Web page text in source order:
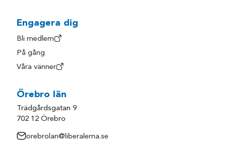
Engagera dig
Bli medlem
På gång
Våra vänner
Örebro län
Trädgårdsgatan 9
702 12 Örebro
orebrolan@liberalerna.se